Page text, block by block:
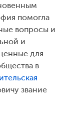
помогла
вопросы и
и
для
в
звание